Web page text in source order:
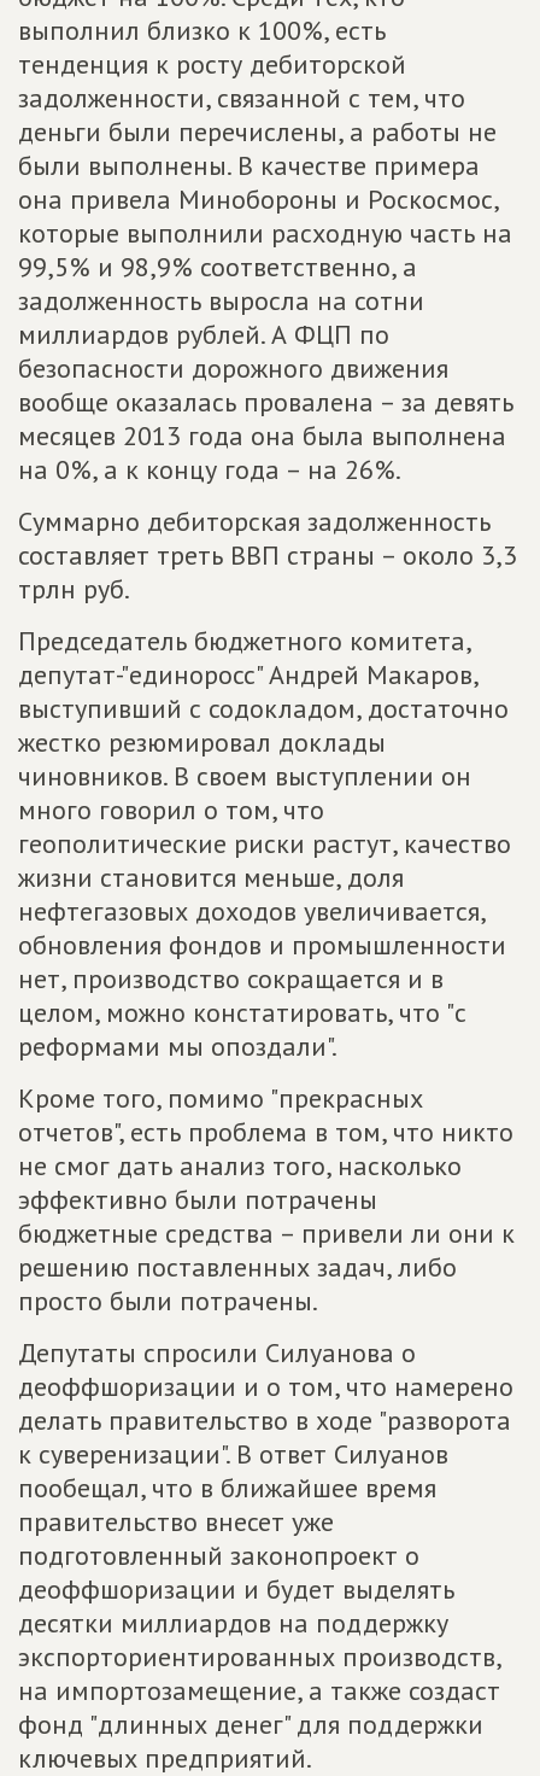
выполнил близко к 100%, есть
тенденция к росту дебиторской
задолженности, связанной с тем, что
деньги были перечислены, а работы не
были выполнены. В качестве примера
она привела Минобороны и Роскосмос,
которые выполнили расходную часть на
99,5% и 98,9% соответственно, а
задолженность выросла на сотни
миллиардов рублей. А ФЦП по
безопасности дорожного движения
вообще оказалась провалена – за девять
месяцев 2013 года она была выполнена
на 0%, а к концу года – на 26%.
Суммарно дебиторская задолженность
составляет треть ВВП страны – около 3,3
трлн руб.
Председатель бюджетного комитета,
депутат-"единоросс" Андрей Макаров,
выступивший с содокладом, достаточно
жестко резюмировал доклады
чиновников. В своем выступлении он
много говорил о том, что
геополитические риски растут, качество
жизни становится меньше, доля
нефтегазовых доходов увеличивается,
обновления фондов и промышленности
нет, производство сокращается и в
целом, можно констатировать, что "с
реформами мы опоздали".
Кроме того, помимо "прекрасных
отчетов", есть проблема в том, что никто
не смог дать анализ того, насколько
эффективно были потрачены
бюджетные средства – привели ли они к
решению поставленных задач, либо
просто были потрачены.
Депутаты спросили Силуанова о
деоффшоризации и о том, что намерено
делать правительство в ходе "разворота
к суверенизации". В ответ Силуанов
пообещал, что в ближайшее время
правительство внесет уже
подготовленный законопроект о
деоффшоризации и будет выделять
десятки миллиардов на поддержку
экспорториентированных производств,
на импортозамещение, а также создаст
фонд "длинных денег" для поддержки
ключевых предприятий.